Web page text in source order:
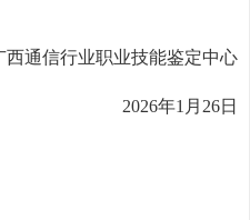
西通信行业职业技能鉴定中心
2026年1月26日